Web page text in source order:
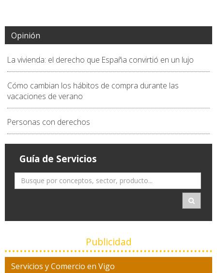
Opinión
La vivienda: el derecho que España convirtió en un lujo
Cómo cambian los hábitos de compra durante las
vacaciones de verano
Personas con derechos
Guía de Servicios
Publicidad
Servicios y Comercio en Vigo